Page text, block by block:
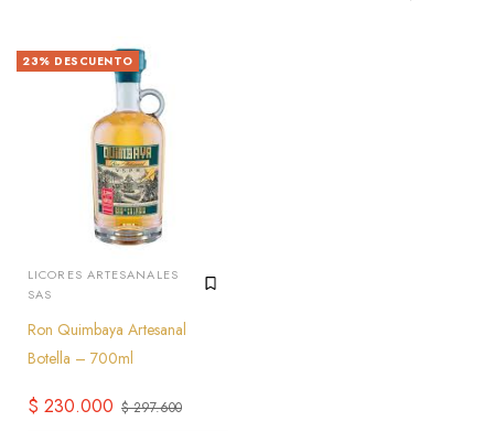
23% DESCUENTO
LICORES ARTESANALES
SAS
Ron Quimbaya Artesanal
Botella – 700ml
$297.600
El
$ 230.000
El